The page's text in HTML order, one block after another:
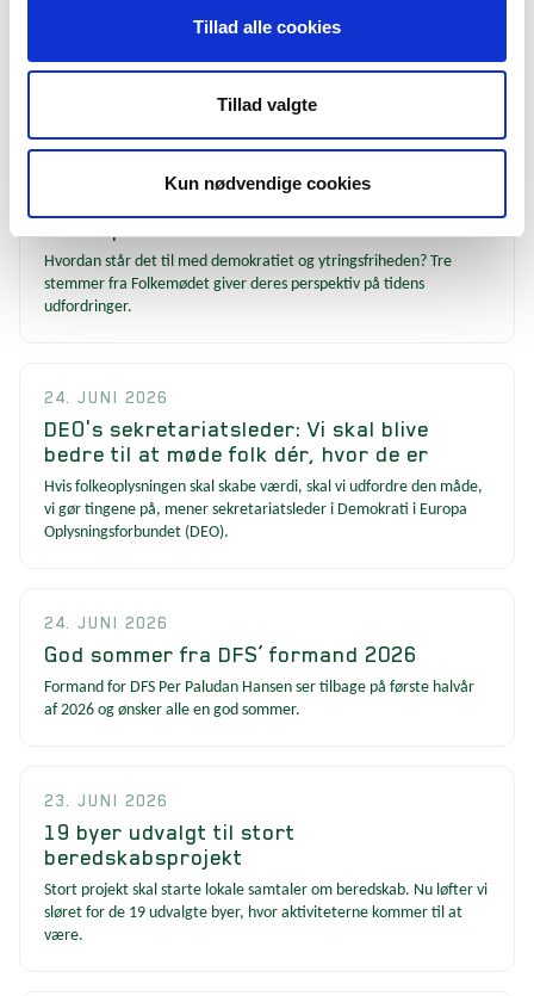
Tillad alle cookies
Tillad valgte
Kun nødvendige cookies
Er hovedet fyldt med gode idéer, der skal have liv under vingerne
Hvordan står det til med demokratiet og ytringsfriheden? Tre
stemmer fra Folkemødet giver deres perspektiv på tidens
udfordringer.
24. JUNI 2026
DEO's sekretariatsleder: Vi skal blive
bedre til at møde folk dér, hvor de er
Hvis folkeoplysningen skal skabe værdi, skal vi udfordre den måde,
vi gør tingene på, mener sekretariatsleder i Demokrati i Europa
Oplysningsforbundet (DEO).
24. JUNI 2026
God sommer fra DFS’ formand 2026
Formand for DFS Per Paludan Hansen ser tilbage på første halvår
af 2026 og ønsker alle en god sommer.
23. JUNI 2026
19 byer udvalgt til stort
beredskabsprojekt
Stort projekt skal starte lokale samtaler om beredskab. Nu løfter vi
sløret for de 19 udvalgte byer, hvor aktiviteterne kommer til at
være.